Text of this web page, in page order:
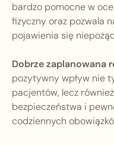
bardzo pomocne w
fizyczny oraz pozwala
pojawienia się
Dobrze zaplanowana
pozytywny wpływ nie
pacjentów, lecz
bezpieczeństwa i
codziennych